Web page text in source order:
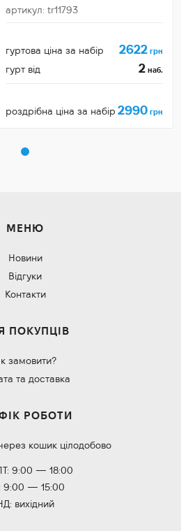
артикул: tr11793
гуртова ціна за набір 2622 грн
гурт від 2 наб.
роздрібна ціна за набір 2990 грн
МЕНЮ
Новини
Відгуки
Контакти
ПОКУПЦІВ
замовити?
та доставка
РОБОТИ
кошик цілодобово
9:00 — 18:00
9:00 — 15:00
вихідний